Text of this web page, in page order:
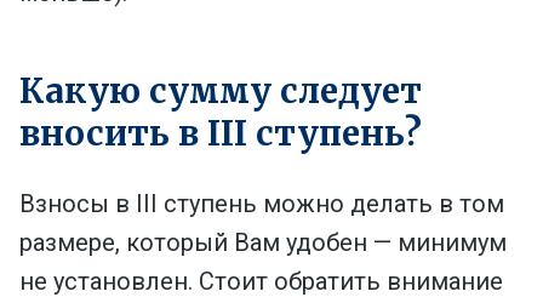
Какую сумму следует
вносить в III ступень?
Взносы в III ступень можно делать в том
размере, который Вам удобен — минимум
не установлен. Стоит обратить внимание